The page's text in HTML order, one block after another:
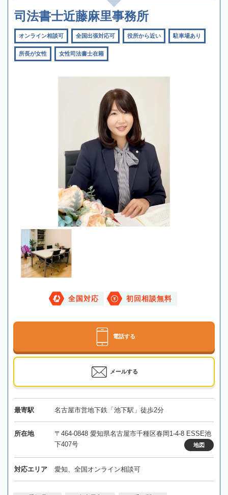
司法書士近藤麻里事務所
オンライン相談可 全国出張対応可 役所から近い 駐車場あり
所長が女性 女性司法書士在籍
全国対応 初回相談無料
電話する
メールする
最寄駅 名古屋市営地下鉄「池下駅」徒歩2分
所在地
〒464-0848 愛知県名古屋市千種区春岡1-4-8 ESSE池
下407号
地図
対応エリア 愛知、全国オンライン相談可